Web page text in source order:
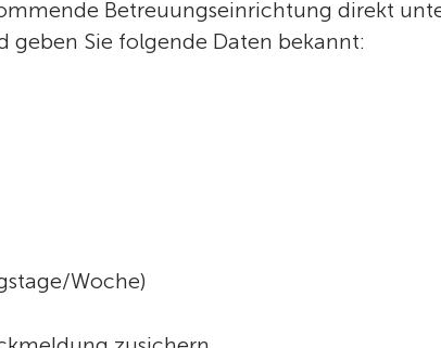
Betreuungseinrichtung direkt
Sie folgende Daten bekannt:
Woche)